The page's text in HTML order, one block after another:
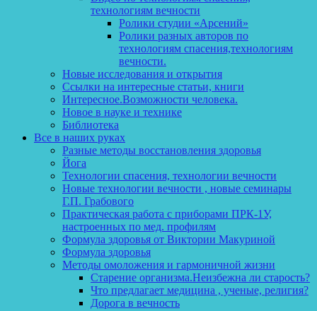
технологиям вечности
Ролики студии «Арсений»
Ролики разных авторов по
технологиям спасения,технологиям
вечности.
Новые исследования и открытия
Ссылки на интересные статьи, книги
Интересное.Возможности человека.
Новое в науке и технике
Библиотека
Все в наших руках
Разные методы восстановления здоровья
Йога
Технологии спасения, технологии вечности
Новые технологии вечности , новые семинары
Г.П. Грабового
Практическая работа с приборами ПРК-1У,
настроенных по мед. профилям
Формула здоровья от Виктории Макуриной
Формула здоровья
Методы омоложения и гармоничной жизни
Старение организма.Неизбежна ли старость?
Что предлагает медицина , ученые, религия?
Дорога в вечность